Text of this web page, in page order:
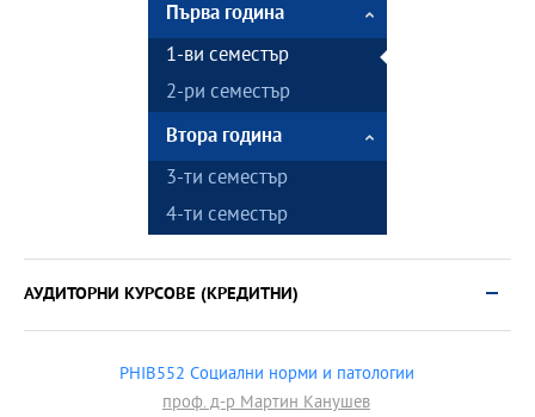
Първа година
1-ви семестър
2-ри семестър
Втора година
3-ти семестър
4-ти семестър
АУДИТОРНИ КУРСОВЕ (КРЕДИТНИ)
PHIB552 Социални норми и патологии
проф. д-р Мартин Канушев